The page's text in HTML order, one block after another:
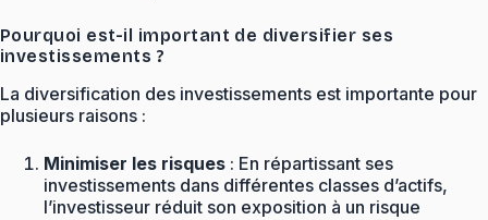
Pourquoi est-il important de diversifier ses
investissements ?
La diversification des investissements est importante pour
plusieurs raisons :
Minimiser les risques : En répartissant ses
investissements dans différentes classes d’actifs,
l’investisseur réduit son exposition à un risque